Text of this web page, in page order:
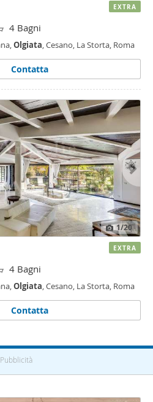
4 Bagni
Olgiata, Cesano, La Storta, Roma
Contatta
EXTRA
1/20
4 Bagni
Olgiata, Cesano, La Storta, Roma
Contatta
EXTRA
Pubblicità